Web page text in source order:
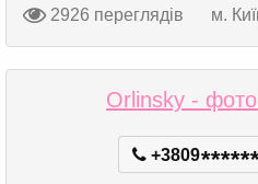
2926 переглядів м.
Orlinsky - фото
+3809******